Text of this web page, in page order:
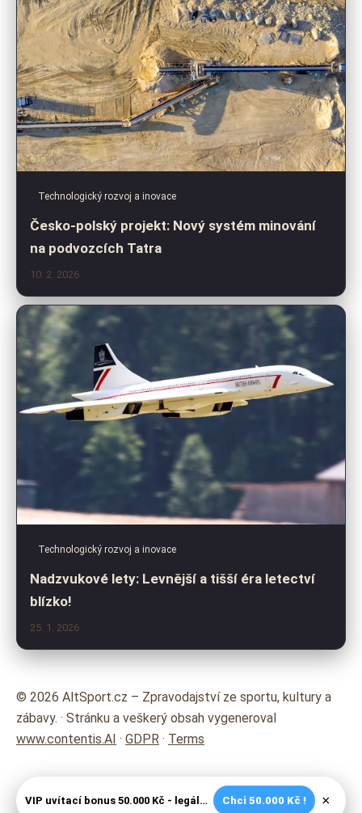
Technologický rozvoj a inovace
Česko-polský projekt: Nový systém minování
na podvozcích Tatra
10. 2. 2026
Technologický rozvoj a inovace
Nadzvukové lety: Levnější a tišší éra letectví
blízko!
25. 1. 2026
© 2026 AltSport.cz – Zpravodajství ze sportu, kultury a
zábavy. · Stránku a veškerý obsah vygeneroval
www.contentis.AI · GDPR · Terms
VIP uvítací bonus 50.000 Kč - legální české kasíno Chci 50.000 Kč ! ×